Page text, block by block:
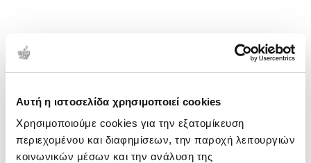
Αυτή η ιστοσελίδα χρησιμοποιεί cookies
Χρησιμοποιούμε cookies για την εξατομίκευση
περιεχομένου και διαφημίσεων, την παροχή λειτουργιών
κοινωνικών μέσων και την ανάλυση της